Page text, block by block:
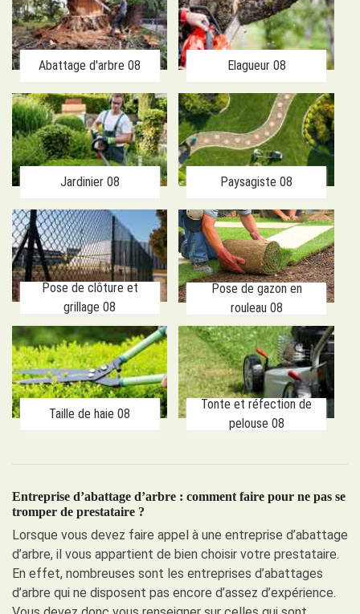
Abattage d'arbre 08 Elagueur 08
Jardinier 08 Paysagiste 08
Pose de clôture et
grillage 08
Pose de gazon en
rouleau 08
Taille de haie 08
Tonte et réfection de
pelouse 08
Entreprise d’abattage d’arbre : comment faire pour ne pas se
tromper de prestataire ?
Lorsque vous devez faire appel à une entreprise d’abattage
d’arbre, il vous appartient de bien choisir votre prestataire.
En effet, nombreuses sont les entreprises d’abattages
d’arbre qui ne disposent pas encore d’assez d’expérience.